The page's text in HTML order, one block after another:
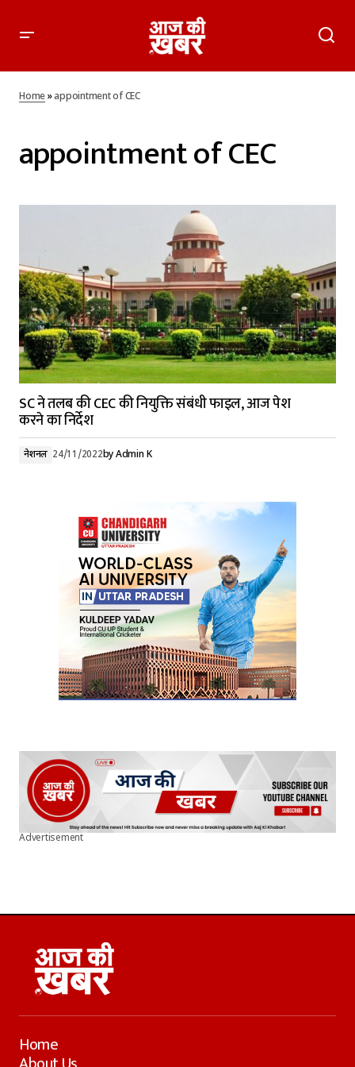
Home»appointment of CEC
appointment of CEC
SC ने तलब की CEC की नियुक्ति संबंधी फाइल, आज पेश
करने का निर्देश
नेशनल 24/11/2022byAdmin K
Advertisement
Home